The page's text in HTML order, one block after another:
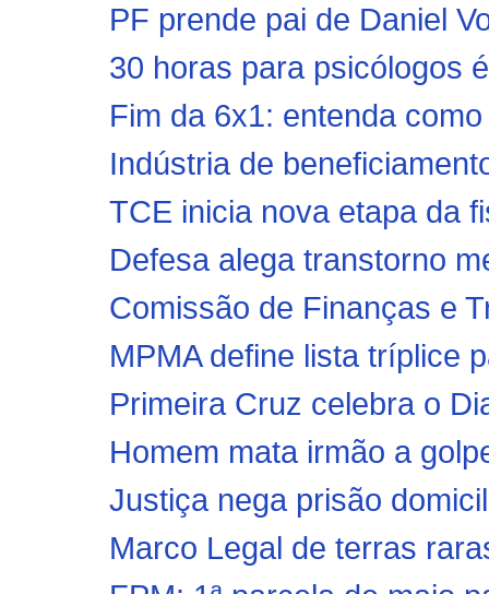
PF prende pai de Daniel
30 horas para psicólogos
Fim da 6x1: entenda
Indústria de
TCE inicia nova etapa da
Defesa alega transtorno
Comissão de Finanças e
MPMA define lista tríplice
Primeira Cruz celebra o
Homem mata irmão a
Justiça nega prisão
Marco Legal de terras